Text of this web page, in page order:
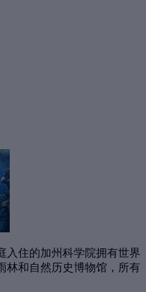
入住的加州科学院拥有世界
林和自然历史博物馆，所有